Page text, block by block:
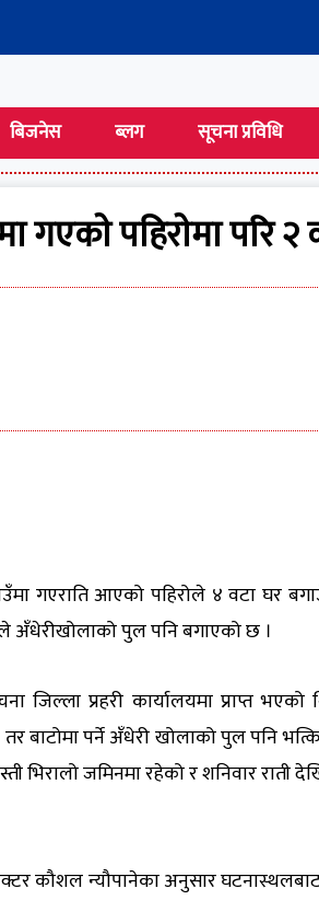
बिजनेस ब्लग सूचना प्रविधि
गएकाे पहिराेमा परि २
गएराति आएको पहिरोले ४ वटा घर
अँधेरीखोलाको पुल पनि बगाएको छ ।
जिल्ला प्रहरी कार्यालयमा प्राप्त
तर बाटोमा पर्ने अँधेरी खोलाको पुल पनि
भिरालो जमिनमा रहेको र शनिवार राती
कौशल न्यौपानेका अनुसार